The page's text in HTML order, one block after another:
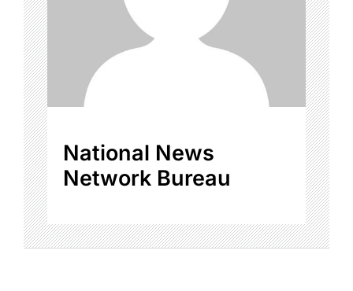
National News
Network Bureau